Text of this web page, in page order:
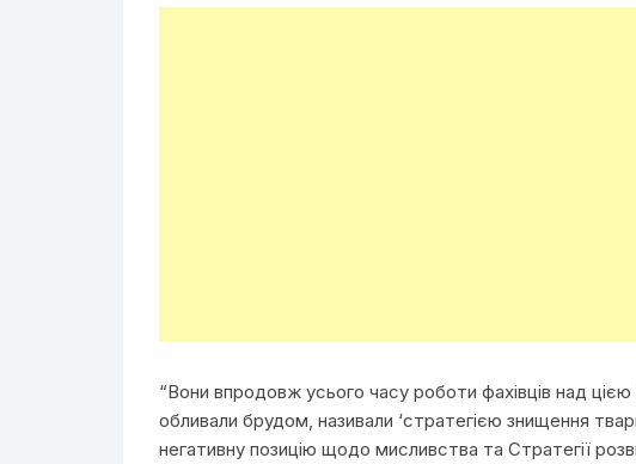
“Вони впродовж усього часу роботи фахівців над
обливали брудом, називали ‘стратегією знищення
негативну позицію щодо мисливства та Стратегії